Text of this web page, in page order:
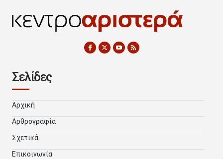
Σελίδες
Αρχική
Αρθρογραφία
Σχετικά
Επικοινωνία